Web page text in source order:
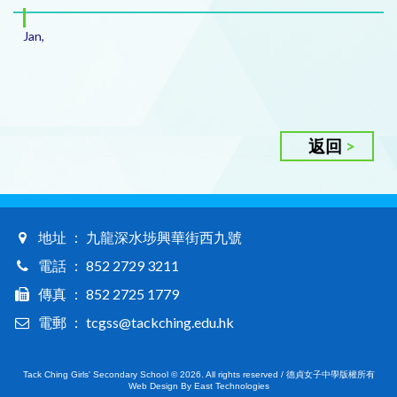
Jan,
返回
地址 ： 九龍深水埗興華街西九號
電話 ： 852 2729 3211
傳真 ： 852 2725 1779
電郵 ： tcgss@tackching.edu.hk
Tack Ching Girls' Secondary School © 2026. All rights reserved / 德貞女子中學版權所有
Web Design By East Technologies